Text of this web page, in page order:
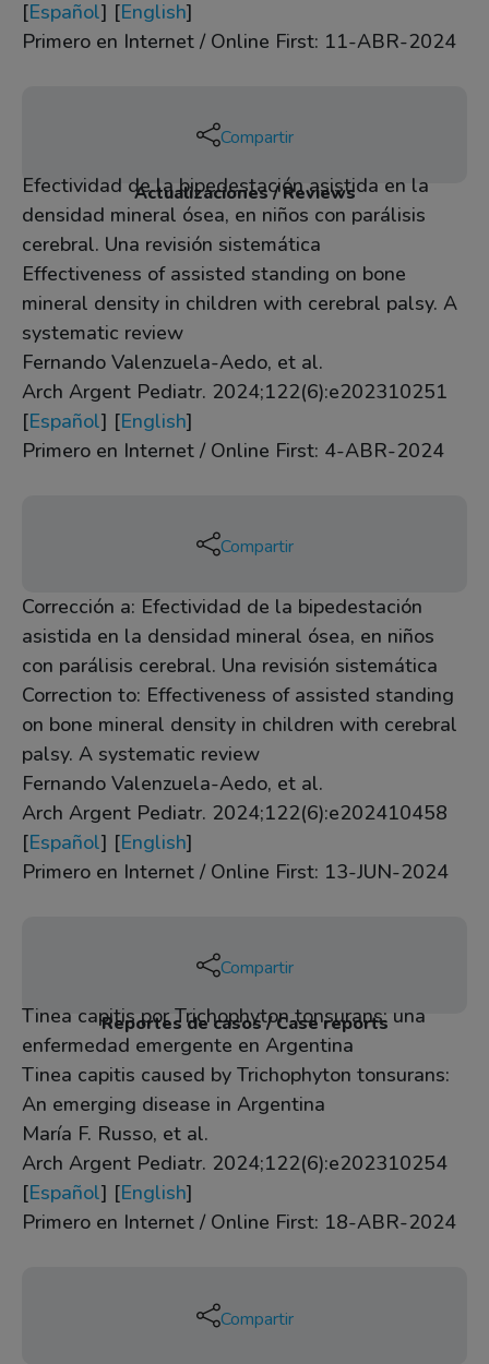
[Español] [English]
Primero en Internet / Online First: 11-ABR-2024
Compartir
Actualizaciones / Reviews
Efectividad de la bipedestación asistida en la
densidad mineral ósea, en niños con parálisis
cerebral. Una revisión sistemática
Effectiveness of assisted standing on bone
mineral density in children with cerebral palsy. A
systematic review
Fernando Valenzuela-Aedo, et al.
Arch Argent Pediatr. 2024;122(6):e202310251
[Español] [English]
Primero en Internet / Online First: 4-ABR-2024
Compartir
Corrección a: Efectividad de la bipedestación
asistida en la densidad mineral ósea, en niños
con parálisis cerebral. Una revisión sistemática
Correction to: Effectiveness of assisted standing
on bone mineral density in children with cerebral
palsy. A systematic review
Fernando Valenzuela-Aedo, et al.
Arch Argent Pediatr. 2024;122(6):e202410458
[Español] [English]
Primero en Internet / Online First: 13-JUN-2024
Compartir
Reportes de casos / Case reports
Tinea capitis por Trichophyton tonsurans: una
enfermedad emergente en Argentina
Tinea capitis caused by Trichophyton tonsurans:
An emerging disease in Argentina
María F. Russo, et al.
Arch Argent Pediatr. 2024;122(6):e202310254
[Español] [English]
Primero en Internet / Online First: 18-ABR-2024
Compartir